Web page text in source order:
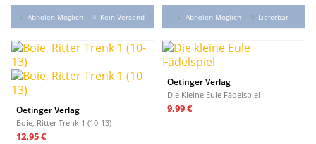
Abholen Möglich Kein Versand Abholen Möglich Lieferbar
Oetinger Verlag
Boie, Ritter Trenk 1 (10-13)
Preis
12,95 €
Oetinger Verlag
Die Kleine Eule Fädelspiel
Preis
9,99 €